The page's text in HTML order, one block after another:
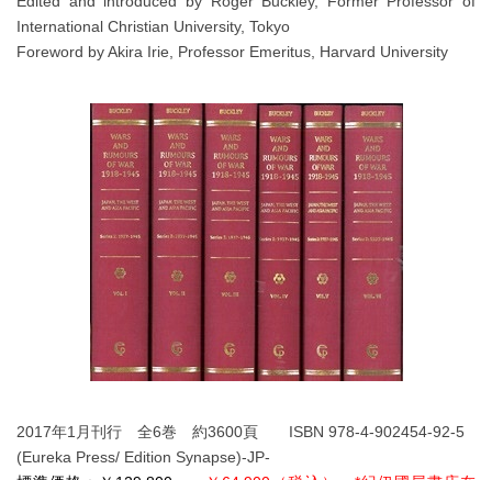
International Christian University, Tokyo
Foreword by Akira Irie, Professor Emeritus, Harvard University
2017年1月刊行 全6巻 約3600頁 ISBN 978-4-902454-92-5
(Eureka Press/ Edition Synapse)-JP-